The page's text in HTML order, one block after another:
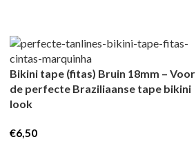
Bikini tape (fitas) Bruin 18mm – Voor
de perfecte Braziliaanse tape bikini
look
€6,50